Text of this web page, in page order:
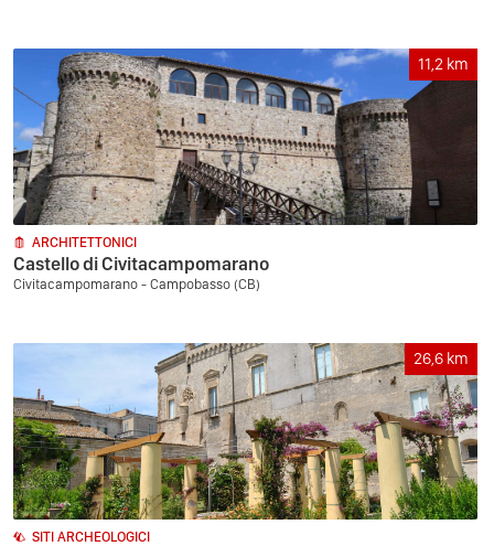
11,2 km
ARCHITETTONICI
Castello di Civitacampomarano
Civitacampomarano - Campobasso (CB)
26,6 km
SITI ARCHEOLOGICI